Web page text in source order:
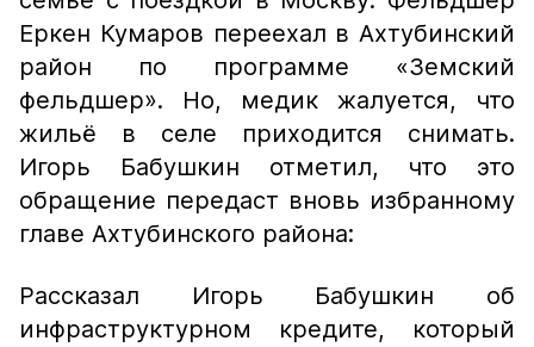
Еркен Кумаров переехал в Ахтубинский
район по программе «Земский
фельдшер». Но, медик жалуется, что
жильё в селе приходится снимать.
Игорь Бабушкин отметил, что это
обращение передаст вновь избранному
главе Ахтубинского района:
Рассказал Игорь Бабушкин об
инфраструктурном кредите, который